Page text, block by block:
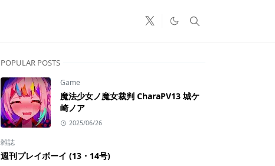
POPULAR POSTS
Game
魔法少女ノ魔女裁判 CharaPV13 城ケ
崎ノア
2025/06/26
雑誌
週刊プレイボーイ (13・14号)